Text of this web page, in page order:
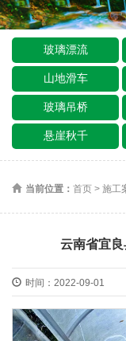
玻璃漂流
山地滑车
玻璃吊桥
悬崖秋千
当前位置： 首页 > 施工
云南省宜
时间：2022-09-01